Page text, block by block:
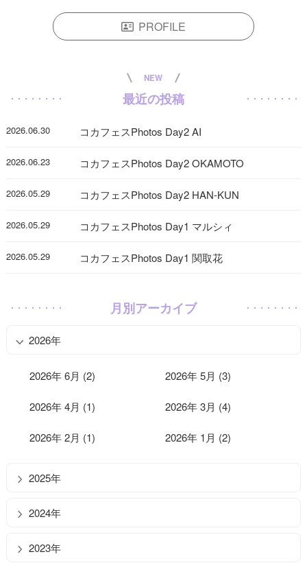
PROFILE
NEW
最近の投稿
2026.06.30 コカフェスPhotos Day2 AI
2026.06.23 コカフェスPhotos Day2 OKAMOTO
2026.05.29 コカフェスPhotos Day2 HAN-KUN
2026.05.29 コカフェスPhotos Day1 マルシィ
2026.05.29 コカフェスPhotos Day1 関取花
月別アーカイブ
2026年
2026年 6月 (2) 2026年 5月 (3)
2026年 4月 (1) 2026年 3月 (4)
2026年 2月 (1) 2026年 1月 (2)
2025年
2024年
2023年